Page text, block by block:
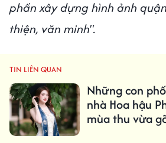
phần xây dựng hình ảnh
thiện, văn minh".
TIN LIÊN QUAN
Những con
nhà Hoa hậu
mùa thu vừa